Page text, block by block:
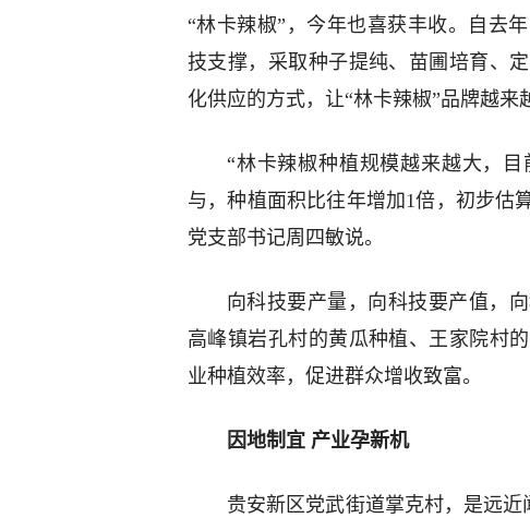
“林卡辣椒”，今年也喜获丰收。自去
技支撑，采取种子提纯、苗圃培育、
化供应的方式，让“林卡辣椒”品牌越来
“林卡辣椒种植规模越来越大，
与，种植面积比往年增加1倍，初步估
党支部书记周四敏说。
向科技要产量，向科技要产值，
高峰镇岩孔村的黄瓜种植、王家院村
业种植效率，促进群众增收致富。
因地制宜 产业孕新机
贵安新区党武街道掌克村，是远近